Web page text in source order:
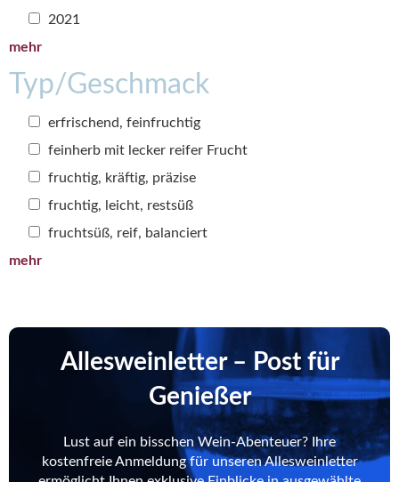
2021
mehr
Typ/Geschmack
erfrischend, feinfruchtig
feinherb mit lecker reifer Frucht
fruchtig, kräftig, präzise
fruchtig, leicht, restsüß
fruchtsüß, reif, balanciert
mehr
Allesweinletter – Post für
Genießer
Lust auf ein bisschen Wein-Abenteuer? Ihre
kostenfreie Anmeldung für unseren Allesweinletter